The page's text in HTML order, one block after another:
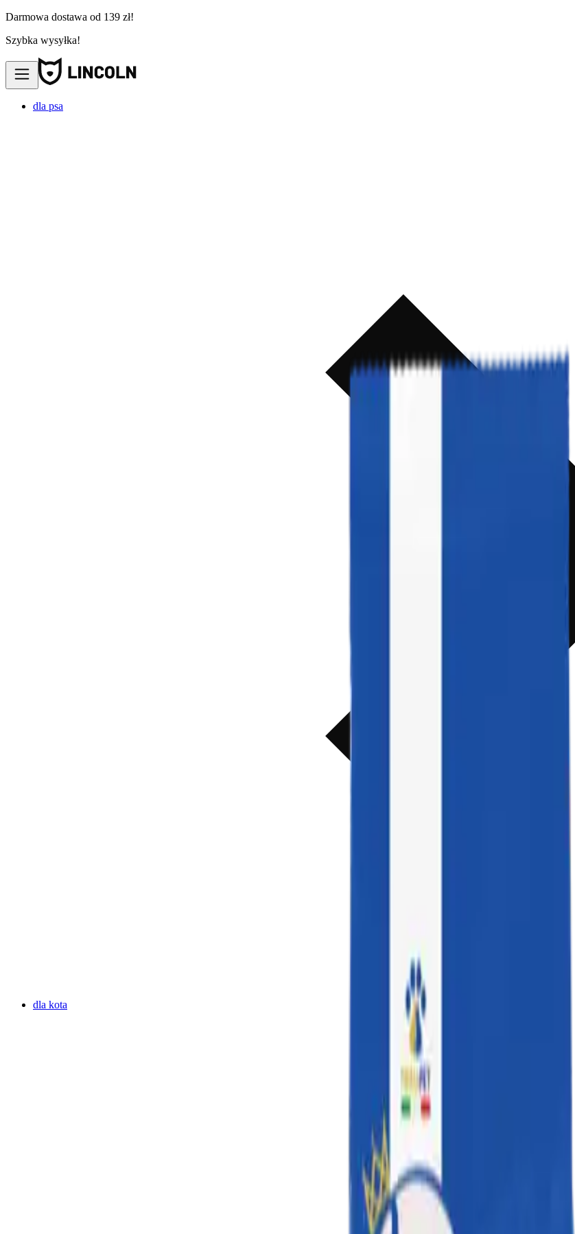
Darmowa dostawa od 139 zł!
Szybka wysyłka!
dla psa
dla kota